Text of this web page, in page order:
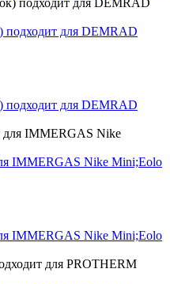
подходит для DEMRAD
подходит для DEMRAD
IMMERGAS Nike Mini;Eolo
IMMERGAS Nike Mini;Eolo